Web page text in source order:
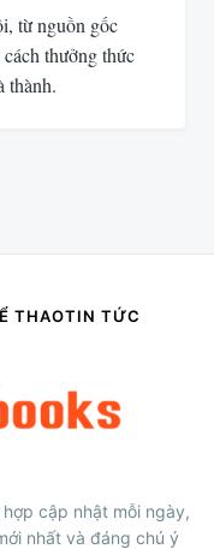
từ nguồn gốc
thưởng thức
thành.
THAOTIN TỨC
cập nhật mỗi ngày,
nhất và đáng chú ý